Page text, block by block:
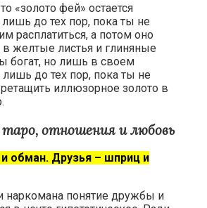
«золото фей» остается
до тех пор, пока ты не
расплатиться, а потом оно
в желтые листья и глиняные
богат, но лишь в своем
до тех пор, пока ты не
иллюзорное золото в
таро, отношения и любовь
обман. Друзья – шприц и
наркомана понятие дружбы и